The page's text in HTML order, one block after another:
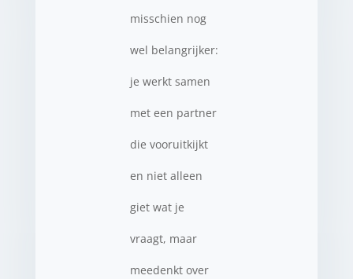
misschien nog
wel belangrijker:
je werkt samen
met een partner
die vooruitkijkt
en niet alleen
giet wat je
vraagt, maar
meedenkt over